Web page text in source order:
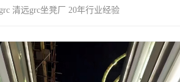
清远grc坐凳厂 20年行业经验